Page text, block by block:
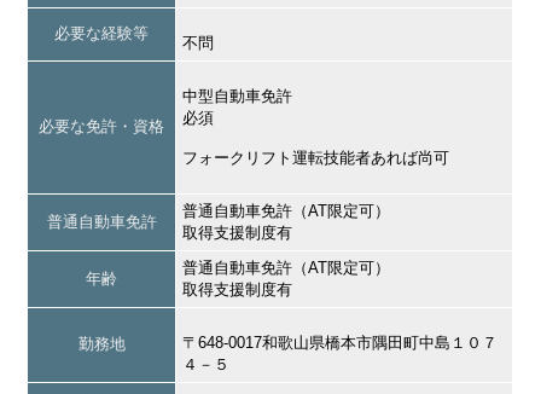
必要な経験等
不問
必要な免許・資格
中型自動車免許
必須
フォークリフト運転技能者あれば尚可
普通自動車免許
普通自動車免許（AT限定可）
取得支援制度有
年齢
普通自動車免許（AT限定可）
取得支援制度有
勤務地
〒648-0017和歌山県橋本市隅田町中島１０７
４－５